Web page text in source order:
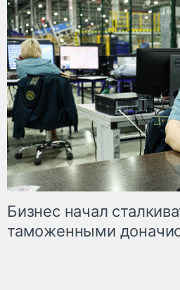
Бизнес начал
таможенными